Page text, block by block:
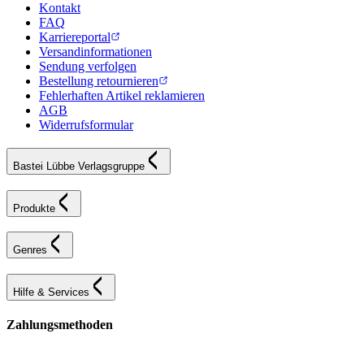
Kontakt
FAQ
Karriereportal
Versandinformationen
Sendung verfolgen
Bestellung retournieren
Fehlerhaften Artikel reklamieren
AGB
Widerrufsformular
Bastei Lübbe Verlagsgruppe
Produkte
Genres
Hilfe & Services
Zahlungsmethoden